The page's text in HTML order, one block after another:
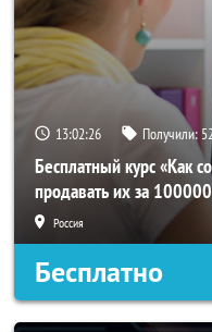
13:02:23 Получили:
Бесплатный курс «Как
продавать их за
Россия
Бесплатно